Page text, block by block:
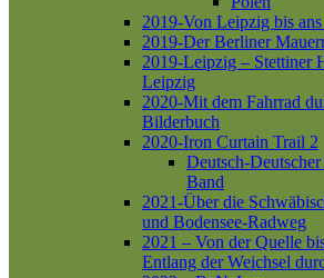
2019-Von Leipzig bis
2019-Der Berliner
2019-Leipzig – Stettiner
Leipzig
2020-Mit dem Fahrrad
Bilderbuch
2020-Iron Curtain Trail 2
Deutsch-
Band
2021-Über die
und Bodensee-Radweg
2021 – Von der Quelle
Entlang der Weichsel